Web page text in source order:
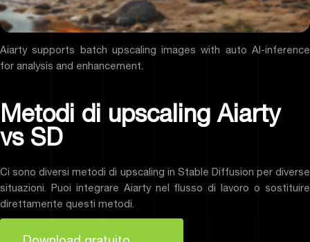
Aiarty supports batch upscaling images with auto AI-inference
for analysis and enhancement.
Metodi di upscaling Aiarty
vs SD
Ci sonodiversi metodi di upscaling in Stable Diffusion per diverse
situazioni. Puoi integrare Aiarty nel flusso di lavoro o sostituire
direttamente questi metodi.